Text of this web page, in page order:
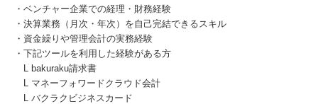
・ベンチャー企業での経理・財務経験
・決算業務（月次・年次）を自己完結できるスキル
・資金繰りや管理会計の実務経験
・下記ツールを利用した経験がある方
L bakuraku請求書
L マネーフォワードクラウド会計
L バクラクビジネスカード